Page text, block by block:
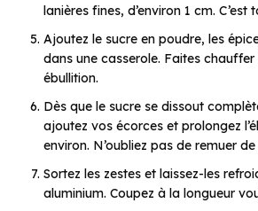
lanières fines, d’environ 1 cm. C’est
Ajoutez le sucre en poudre, les
dans une casserole. Faites chauffer
ébullition.
Dès que le sucre se dissout
ajoutez vos écorces et prolongez
environ. N’oubliez pas de remuer
Sortez les zestes et laissez-les
aluminium. Coupez à la longueur